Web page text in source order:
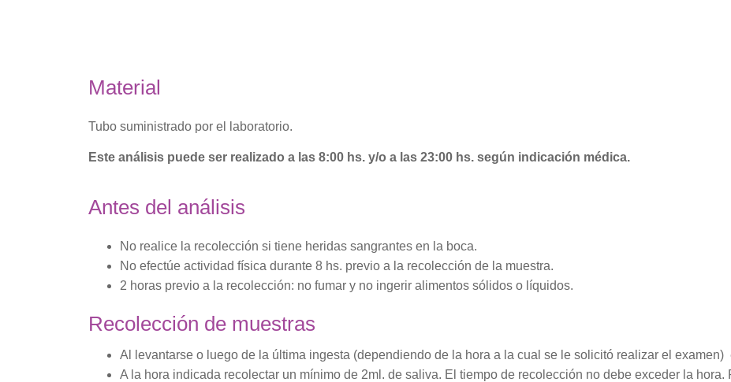
Material
Tubo suministrado por el laboratorio.
Este análisis puede ser realizado a las 8:00 hs. y/o a las 23:00 hs. según indicación médica.
Antes del análisis
No realice la recolección si tiene heridas sangrantes en la boca.
No efectúe actividad física durante 8 hs. previo a la recolección de la muestra.
2 horas previo a la recolección: no fumar y no ingerir alimentos sólidos o líquidos.
Recolección de muestras
Al levantarse o luego de la última ingesta (dependiendo de la hora a la cual se le solicitó realizar el
A la hora indicada recolectar un mínimo de 2ml. de saliva. El tiempo de recolección no debe exceder la hora.